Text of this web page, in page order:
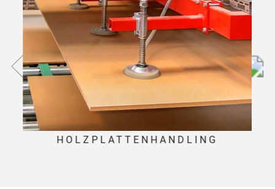
HOLZPLATTENHANDLING